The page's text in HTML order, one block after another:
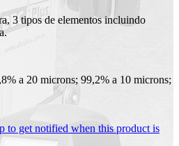
3 tipos de elementos incluindo
a 20 microns; 99,2% a 10 microns;
to get notified when this product is